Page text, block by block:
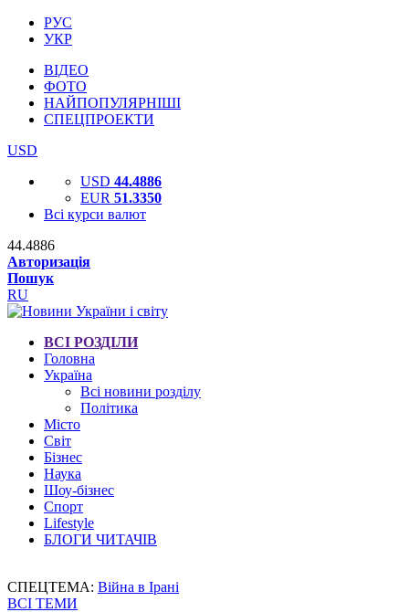
РУС
УКР
ВІДЕО
ФОТО
НАЙПОПУЛЯРНІШІ
СПЕЦПРОЕКТИ
USD
USD 44.4886
EUR 51.3350
Всі курси валют
44.4886
Авторизація
Пошук
RU
ВСІ РОЗДІЛИ
Головна
Україна
Всі новини розділу
Політика
Місто
Світ
Бізнес
Наука
Шоу-бізнес
Спорт
Lifestyle
БЛОГИ ЧИТАЧІВ
СПЕЦТЕМА: Війна в Ірані
ВСІ ТЕМИ